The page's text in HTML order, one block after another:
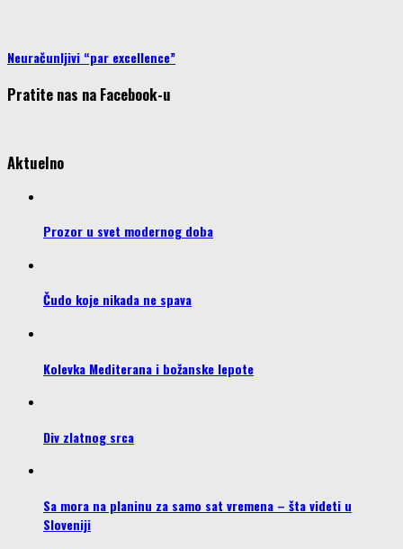
Neuračunljivi “par excellence”
Pratite nas na Facebook-u
Aktuelno
Prozor u svet modernog doba
Čudo koje nikada ne spava
Kolevka Mediterana i božanske lepote
Div zlatnog srca
Sa mora na planinu za samo sat vremena – šta videti u
Sloveniji